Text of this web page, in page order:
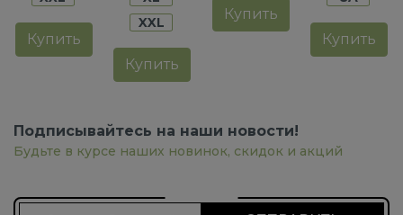
Купить
XXL
Купить
Купить
Купить
Подписывайтесь на наши новости!
Будьте в курсе наших новинок, скидок и акций